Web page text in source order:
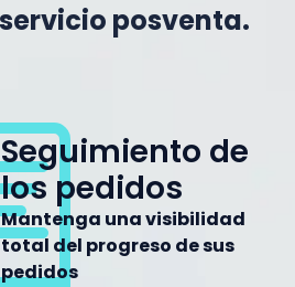
posventa.
Seguimiento de
los pedidos
Mantenga una visibilidad
total del progreso de sus
pedidos